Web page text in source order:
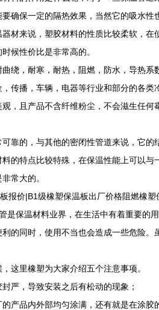
确保一定的隔热效果，当然它的吸水性
材来说，塑胶材料的性质比较柔软，在
候性价比是非常高的。
绕，耐寒，耐热，阻燃，防水，导热系
传播，车辆，电器等行业和部分的各类
，且产品不含纤维粉尘，不会滋生任何
靠的，与其他的密闭性管道来说，它的
的特点比较特殊，在保温性能上可以与
常大的。
报价|B1级橡塑保温板出厂价格阻燃橡
保温材料业界，在生活中有着重要的
的同时，使用不当也会造成一些危险。
这里橡塑为大家介绍五个注意事项。
严，导致安装之后有松动的现象；
产品内外部均匀涂满，还有就是在涂胶